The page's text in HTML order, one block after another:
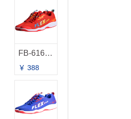
FB-616（新）
￥ 388